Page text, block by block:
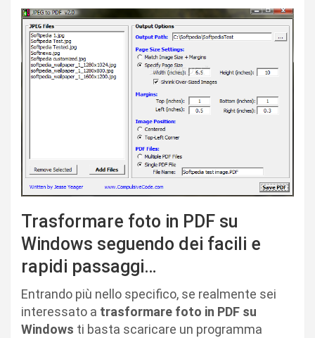
Trasformare foto in PDF su
Windows seguendo dei facili e
rapidi passaggi…
Entrando più nello specifico, se realmente sei
interessato a trasformare foto in PDF su
Windows ti basta scaricare un programma